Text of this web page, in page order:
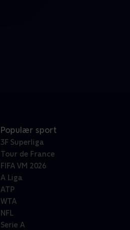
Populær sport
3F Superliga
Tour de France
FIFA VM 2026
A Liga
ATP
WTA
NFL
Serie A